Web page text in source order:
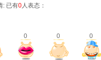
: 已有0人表态：
0 0 0